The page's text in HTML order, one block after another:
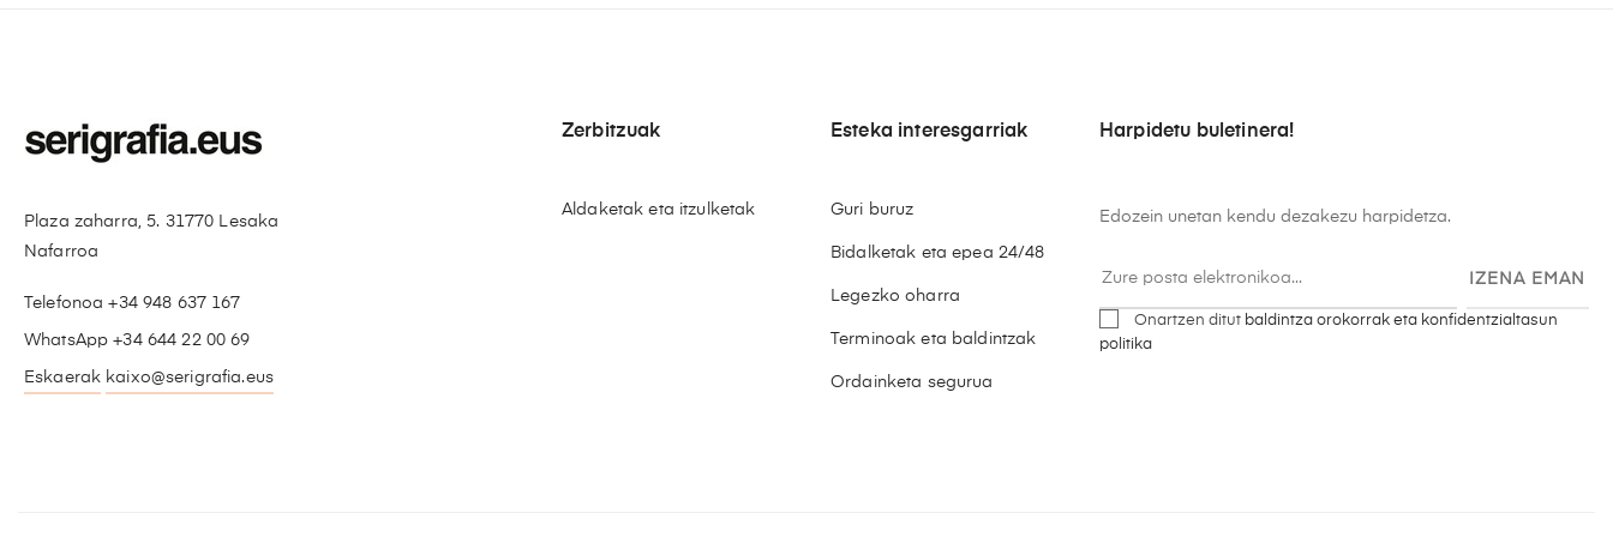
Plaza zaharra, 5. 31770 Lesaka
Nafarroa
Telefonoa +34 948 637 167
WhatsApp +34 644 22 00 69
Eskaerak kaixo@serigrafia.eus
Zerbitzuak
Aldaketak eta itzulketak
Esteka interesgarriak
Guri buruz
Bidalketak eta epea 24/48
Legezko oharra
Terminoak eta baldintzak
Ordainketa segurua
Harpidetu buletinera!
Edozein unetan kendu dezakezu harpidetza.
IZENA EMAN
Onartzen ditut baldintza orokorrak eta konfidentzialtasun
politika